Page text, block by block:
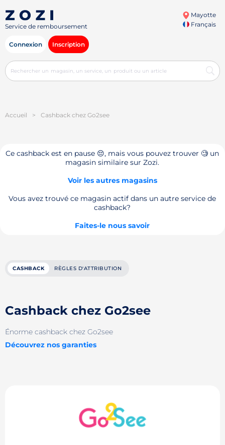
Service de remboursement
Mayotte
Français
Connexion Inscription
Accueil > Cashback chez Go2see
Ce cashback est en pause 😔, mais vous pouvez trouver 🧐 un
magasin similaire sur Zozi.
Voir les autres magasins
Vous avez trouvé ce magasin actif dans un autre service de
cashback?
Faites-le nous savoir
CASHBACK RÈGLES D'ATTRIBUTION
Cashback chez Go2see
Énorme cashback chez Go2see
Découvrez nos garanties